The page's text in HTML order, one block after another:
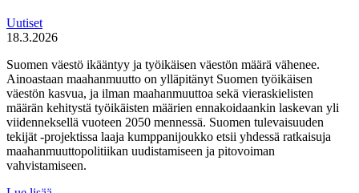
käytännöistä
Uutiset
18.3.2026
Suomen väestö ikääntyy ja työikäisen väestön määrä vähenee.
Ainoastaan maahanmuutto on ylläpitänyt Suomen työikäisen
väestön kasvua, ja ilman maahanmuuttoa sekä vieraskielisten
määrän kehitystä työikäisten määrien ennakoidaankin laskevan yli
viidenneksellä vuoteen 2050 mennessä. Suomen tulevaisuuden
tekijät -projektissa laaja kumppanijoukko etsii yhdessä ratkaisuja
maahanmuuttopolitiikan uudistamiseen ja pitovoiman
vahvistamiseen.